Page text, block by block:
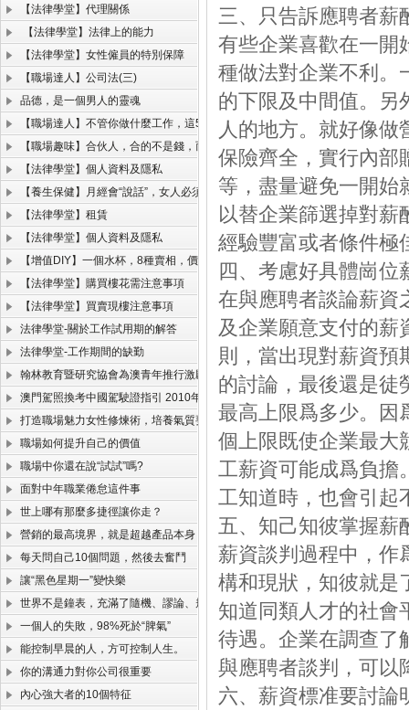
【法律學堂】代理關係
【法律學堂】法律上的能力
【法律學堂】女性僱員的特別保障
【職場達人】公司法(三)
品德，是一個男人的靈魂
【職場達人】不管你做什麼工作，這5項能力必須掌握！
【職場趣味】合伙人，合的不是錢，而是人品、格局和規則！
【法律學堂】個人資料及隱私
【養生保健】月經會“說話”，女人必須聽的懂。
【法律學堂】租賃
【法律學堂】個人資料及隱私
【增值DIY】一個水杯，8種賣相，價格翻了一千倍！
【法律學堂】購買樓花需注意事項
【法律學堂】買賣現樓注意事項
法律學堂-關於工作試用期的解答
法律學堂-工作期間的缺勤
翰林教育暨研究協會為澳青年推行激勵工作營
澳門駕照換考中國駕駛證指引 2010年版(珠海北山考試版)
打造職場魅力女性修煉術，培養氣質要會打扮
職場如何提升自己的價值
職場中你還在說“試試”嗎?
面對中年職業倦怠這件事
世上哪有那麼多捷徑讓你走？
營銷的最高境界，就是超越產品本身！
每天問自己10個問題，然後去奮鬥
讓“黑色星期一”變快樂
世界不是鐘表，充滿了隨機、謬論、規律和定律
一個人的失敗，98%死於“脾氣”
能控制早晨的人，方可控制人生。
你的溝通力對你公司很重要
內心強大者的10個特征
三、只告訴應聘者薪
有些企業喜歡在一開
種做法對企業不利。
的下限及中間值。另
人的地方。就好像做
保險齊全，實行內部
等，盡量避免一開始
以替企業篩選掉對薪
經驗豐富或者條件極
四、考慮好具體崗位
在與應聘者談論薪資
及企業願意支付的薪
則，當出現對薪資預
的討論，最後還是徒
最高上限爲多少。因
個上限既使企業最大
工薪資可能成爲負擔
工知道時，也會引起
五、知己知彼掌握薪
薪資談判過程中，作
構和現狀，知彼就是
知道同類人才的社會
待遇。企業在調查了
與應聘者談判，可以
六、薪資標准要討論